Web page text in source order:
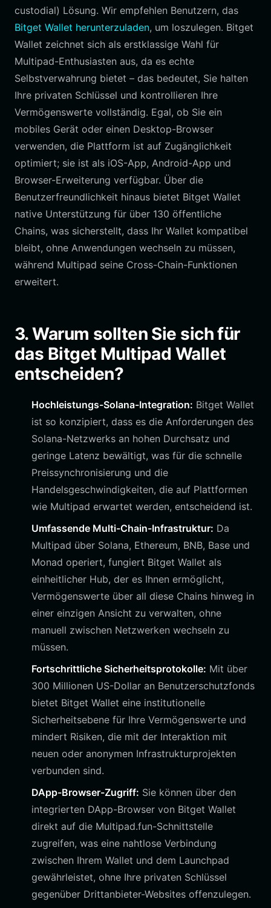
custodial) Lösung. Wir empfehlen Benutzern, das
Bitget Wallet herunterzuladen, um loszulegen. Bitget
Wallet zeichnet sich als erstklassige Wahl für
Multipad-Enthusiasten aus, da es echte
Selbstverwahrung bietet – das bedeutet, Sie halten
Ihre privaten Schlüssel und kontrollieren Ihre
Vermögenswerte vollständig. Egal, ob Sie ein
mobiles Gerät oder einen Desktop-Browser
verwenden, die Plattform ist auf Zugänglichkeit
optimiert; sie ist als iOS-App, Android-App und
Browser-Erweiterung verfügbar. Über die
Benutzerfreundlichkeit hinaus bietet Bitget Wallet
native Unterstützung für über 130 öffentliche
Chains, was sicherstellt, dass Ihr Wallet kompatibel
bleibt, ohne Anwendungen wechseln zu müssen,
während Multipad seine Cross-Chain-Funktionen
erweitert.
3. Warum sollten Sie sich für
das Bitget Multipad Wallet
entscheiden?
Hochleistungs-Solana-Integration: Bitget Wallet
ist so konzipiert, dass es die Anforderungen des
Solana-Netzwerks an hohen Durchsatz und
geringe Latenz bewältigt, was für die schnelle
Preissynchronisierung und die
Handelsgeschwindigkeiten, die auf Plattformen
wie Multipad erwartet werden, entscheidend ist.
Umfassende Multi-Chain-Infrastruktur: Da
Multipad über Solana, Ethereum, BNB, Base und
Monad operiert, fungiert Bitget Wallet als
einheitlicher Hub, der es Ihnen ermöglicht,
Vermögenswerte über all diese Chains hinweg in
einer einzigen Ansicht zu verwalten, ohne
manuell zwischen Netzwerken wechseln zu
müssen.
Fortschrittliche Sicherheitsprotokolle: Mit über
300 Millionen US-Dollar an Benutzerschutzfonds
bietet Bitget Wallet eine institutionelle
Sicherheitsebene für Ihre Vermögenswerte und
mindert Risiken, die mit der Interaktion mit
neuen oder anonymen Infrastrukturprojekten
verbunden sind.
DApp-Browser-Zugriff: Sie können über den
integrierten DApp-Browser von Bitget Wallet
direkt auf die Multipad.fun-Schnittstelle
zugreifen, was eine nahtlose Verbindung
zwischen Ihrem Wallet und dem Launchpad
gewährleistet, ohne Ihre privaten Schlüssel
gegenüber Drittanbieter-Websites offenzulegen.